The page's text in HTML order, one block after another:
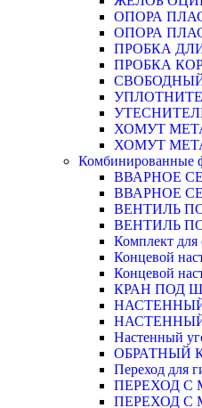
ОПОРА
ОПОРА
ПРОБКА
ПРОБКА
ХОМУТ
ХОМУТ
Комбинированные
ВВАРНОЕ
ВВАРНОЕ
ВЕНТИЛЬ
ВЕНТИЛЬ
Комплект для
Концевой
Концевой
КРАН ПОД
Настенный
ОБРАТНЫЙ
Переход для
ПЕРЕХОД С
ПЕРЕХОД С